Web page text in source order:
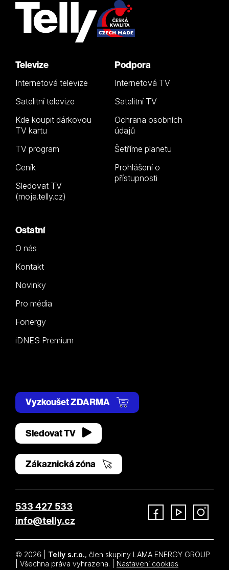
Televize
Internetová televize
Satelitní televize
Kde koupit dárkovou
TV kartu
TV program
Ceník
Sledovat TV
(moje.telly.cz)
Podpora
Internetová TV
Satelitní TV
Ochrana osobních
údajů
Šetříme planetu
Prohlášení o
přístupnosti
Ostatní
O nás
Kontakt
Novinky
Pro média
Fonergy
iDNES Premium
Vyzkoušet ZDARMA
Sledovat TV
Zákaznická zóna
533 427 533
info@telly.cz
© 2026 | Telly s.r.o., člen skupiny LAMA ENERGY GROUP
| Všechna práva vyhrazena. |
Nastavení cookies